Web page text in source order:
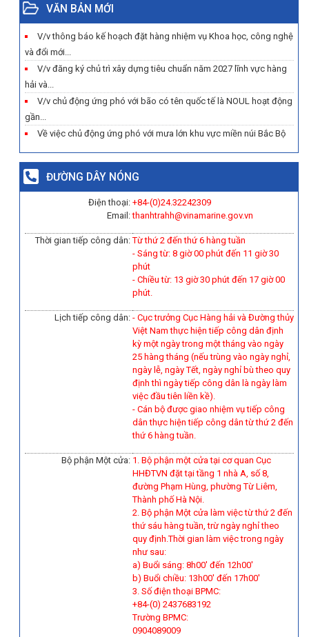
VĂN BẢN MỚI
V/v thông báo kế hoạch đặt hàng nhiệm vụ Khoa học, công nghệ
và đổi mới...
V/v đăng ký chủ trì xây dựng tiêu chuẩn năm 2027 lĩnh vực hàng
hải và...
V/v chủ động ứng phó với bão có tên quốc tế là NOUL hoạt động
gần...
Về việc chủ động ứng phó với mưa lớn khu vực miền núi Bắc Bộ
ĐƯỜNG DÂY NÓNG
Điện thoại:
Email:
+84-(0)24.32242309
thanhtrahh@vinamarine.gov.vn
Thời gian tiếp công dân:Từ thứ 2 đến thứ 6 hàng tuần
- Sáng từ: 8 giờ 00 phút đến 11 giờ 30
phút
- Chiều từ: 13 giờ 30 phút đến 17 giờ 00
phút.
Lịch tiếp công dân: - Cục trưởng Cục Hàng hải và Đường thủy
Việt Nam thực hiện tiếp công dân định
kỳ một ngày trong một tháng vào ngày
25 hàng tháng (nếu trùng vào ngày nghỉ,
ngày lễ, ngày Tết, ngày nghỉ bù theo quy
định thì ngày tiếp công dân là ngày làm
việc đầu tiên liền kề).
- Cán bộ được giao nhiệm vụ tiếp công
dân thực hiện tiếp công dân từ thứ 2 đến
thứ 6 hàng tuần.
Bộ phận Một cửa: 1. Bộ phận một cửa tại cơ quan Cục
HHĐTVN đặt tại tầng 1 nhà A, số 8,
đường Phạm Hùng, phường Từ Liêm,
Thành phố Hà Nội.
2. Bộ phận Một cửa làm việc từ thứ 2 đến
thứ sáu hàng tuần, trừ ngày nghỉ theo
quy định.Thời gian làm việc trong ngày
như sau:
a) Buổi sáng: 8h00' đến 12h00'
b) Buổi chiều: 13h00' đến 17h00'
3. Số điện thoại BPMC:
+84-(0) 2437683192
Trường BPMC:
0904089009